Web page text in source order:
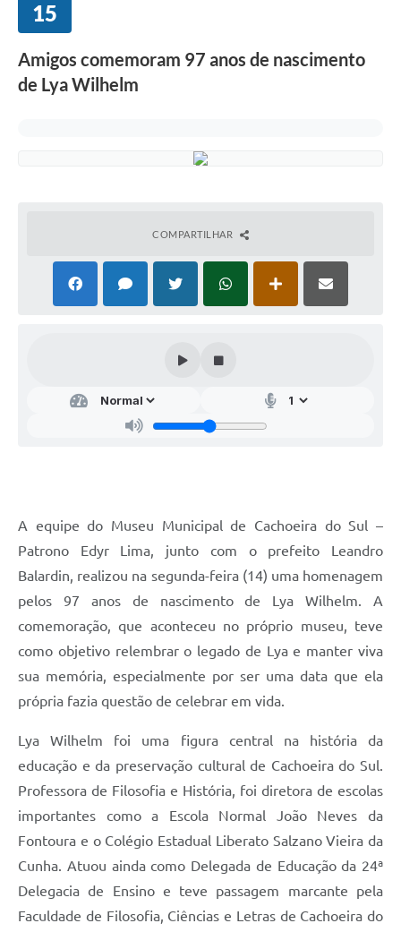
Serviços on-line
Turismo
A Prefeitura
Galeria de Vídeos
Gabinetes e Secretarias
Serviços Online
Telefones Úteis
Notícias
Contato
15
Amigos comemoram 97 anos de nascimento
de Lya Wilhelm
COMPARTILHAR
A equipe do Museu Municipal de Cachoeira do Sul –
Patrono Edyr Lima, junto com o prefeito Leandro
Balardin, realizou na segunda-feira (14) uma homenagem
pelos 97 anos de nascimento de Lya Wilhelm. A
comemoração, que aconteceu no próprio museu, teve
como objetivo relembrar o legado de Lya e manter viva
sua memória, especialmente por ser uma data que ela
própria fazia questão de celebrar em vida.
Lya Wilhelm foi uma figura central na história da
educação e da preservação cultural de Cachoeira do Sul.
Professora de Filosofia e História, foi diretora de escolas
importantes como a Escola Normal João Neves da
Fontoura e o Colégio Estadual Liberato Salzano Vieira da
Cunha. Atuou ainda como Delegada de Educação da 24ª
Delegacia de Ensino e teve passagem marcante pela
Faculdade de Filosofia, Ciências e Letras de Cachoeira do